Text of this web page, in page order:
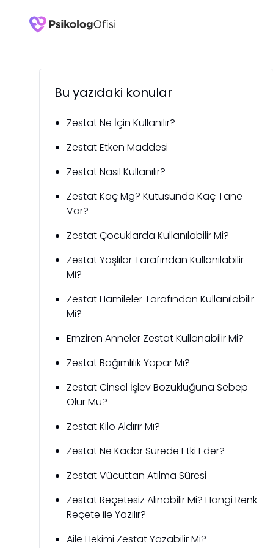
Bu yazıdaki konular
Zestat Ne İçin Kullanılır?
Zestat Etken Maddesi
Zestat Nasıl Kullanılır?
Zestat Kaç Mg? Kutusunda Kaç Tane
Var?
Zestat Çocuklarda Kullanılabilir Mi?
Zestat Yaşlılar Tarafından Kullanılabilir
Mi?
Zestat Hamileler Tarafından Kullanılabilir
Mi?
Emziren Anneler Zestat Kullanabilir Mi?
Zestat Bağımlılık Yapar Mı?
Zestat Cinsel İşlev Bozukluğuna Sebep
Olur Mu?
Zestat Kilo Aldırır Mı?
Zestat Ne Kadar Sürede Etki Eder?
Zestat Vücuttan Atılma Süresi
Zestat Reçetesiz Alınabilir Mi? Hangi Renk
Reçete ile Yazılır?
Aile Hekimi Zestat Yazabilir Mi?